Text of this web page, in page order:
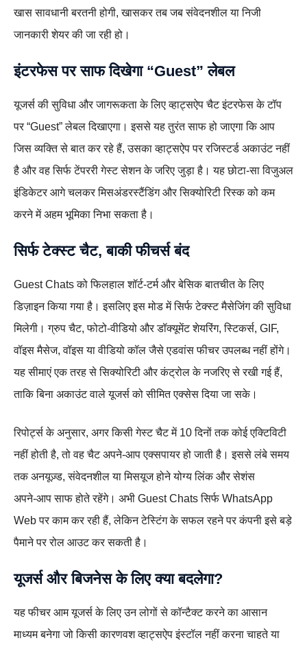
खास सावधानी बरतनी होगी, खासकर तब जब संवेदनशील या निजी
जानकारी शेयर की जा रही हो।
इंटरफेस पर साफ दिखेगा “Guest” लेबल
यूजर्स की सुविधा और जागरूकता के लिए व्हाट्सऐप चैट इंटरफेस के टॉप
पर “Guest” लेबल दिखाएगा। इससे यह तुरंत साफ हो जाएगा कि आप
जिस व्यक्ति से बात कर रहे हैं, उसका व्हाट्सऐप पर रजिस्टर्ड अकाउंट नहीं
है और वह सिर्फ टेंपररी गेस्ट सेशन के जरिए जुड़ा है। यह छोटा‑सा विजुअल
इंडिकेटर आगे चलकर मिसअंडरस्टैंडिंग और सिक्योरिटी रिस्क को कम
करने में अहम भूमिका निभा सकता है।
सिर्फ टेक्स्ट चैट, बाकी फीचर्स बंद
Guest Chats को फिलहाल शॉर्ट‑टर्म और बेसिक बातचीत के लिए
डिज़ाइन किया गया है। इसलिए इस मोड में सिर्फ टेक्स्ट मैसेजिंग की सुविधा
मिलेगी। ग्रुप चैट, फोटो‑वीडियो और डॉक्यूमेंट शेयरिंग, स्टिकर्स, GIF,
वॉइस मैसेज, वॉइस या वीडियो कॉल जैसे एडवांस फीचर उपलब्ध नहीं होंगे।
यह सीमाएं एक तरह से सिक्योरिटी और कंट्रोल के नजरिए से रखी गई हैं,
ताकि बिना अकाउंट वाले यूजर्स को सीमित एक्सेस दिया जा सके।
रिपोर्ट्स के अनुसार, अगर किसी गेस्ट चैट में 10 दिनों तक कोई एक्टिविटी
नहीं होती है, तो वह चैट अपने‑आप एक्सपायर हो जाती है। इससे लंबे समय
तक अनयूज़्ड, संवेदनशील या मिसयूज होने योग्य लिंक और सेशंस
अपने‑आप साफ होते रहेंगे। अभी Guest Chats सिर्फ WhatsApp
Web पर काम कर रही हैं, लेकिन टेस्टिंग के सफल रहने पर कंपनी इसे बड़े
पैमाने पर रोल आउट कर सकती है।
यूजर्स और बिजनेस के लिए क्या बदलेगा?
यह फीचर आम यूजर्स के लिए उन लोगों से कॉन्टैक्ट करने का आसान
माध्यम बनेगा जो किसी कारणवश व्हाट्सऐप इंस्टॉल नहीं करना चाहते या